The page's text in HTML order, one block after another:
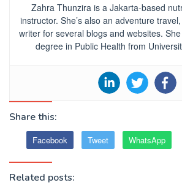
Zahra Thunzira is a Jakarta-based
instructor. She’s also an adventure
writer for several blogs and websites.
degree in Public Health from
Share this:
Facebook Tweet WhatsApp
Related posts: